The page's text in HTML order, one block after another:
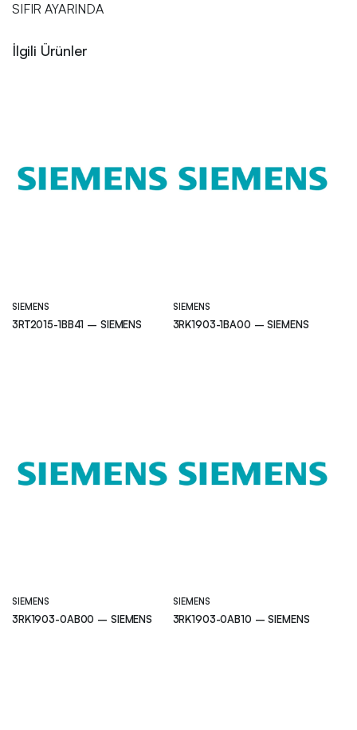
SIFIR AYARINDA
İlgili Ürünler
SIEMENS
3RT2015-1BB41 – SIEMENS
SIEMENS
3RK1903-1BA00 – SIEMENS
SIEMENS
3RK1903-0AB00 – SIEMENS
SIEMENS
3RK1903-0AB10 – SIEMENS